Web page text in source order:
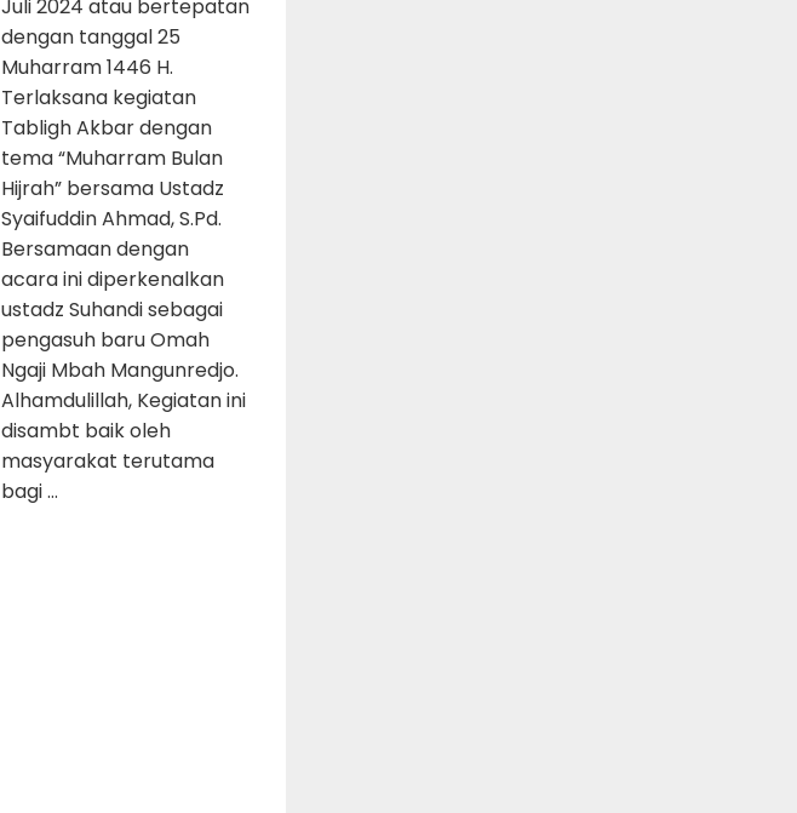
Juli 2024 atau bertepatan
dengan tanggal 25
Muharram 1446 H.
Terlaksana kegiatan
Tabligh Akbar dengan
tema “Muharram Bulan
Hijrah” bersama Ustadz
Syaifuddin Ahmad, S.Pd.
Bersamaan dengan
acara ini diperkenalkan
ustadz Suhandi sebagai
pengasuh baru Omah
Ngaji Mbah Mangunredjo.
Alhamdulillah, Kegiatan ini
disambt baik oleh
masyarakat terutama
bagi …